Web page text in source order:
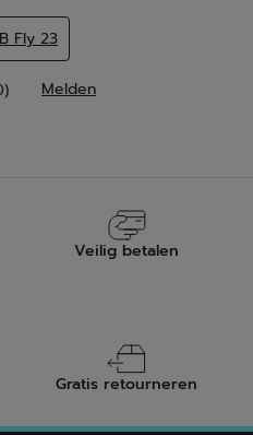
Veilig betalen
Gratis retourneren